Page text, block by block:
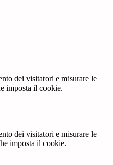
dei visitatori e misurare le
imposta il cookie.
dei visitatori e misurare le
imposta il cookie.